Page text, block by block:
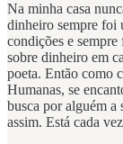
Na minha casa
dinheiro sempre foi
condições e
sobre dinheiro em
poeta. Então como
Humanas, se
busca por alguém
assim. Está cada